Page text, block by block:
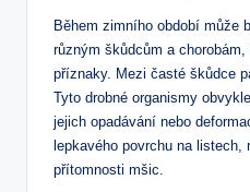
Během ⁣zimního‍ období může
různým škůdcům a
příznaky. ⁤Mezi časté ‍škůdce
Tyto drobné organismy
⁤jejich opadávání nebo
lepkavého povrchu na
přítomnosti mšic.